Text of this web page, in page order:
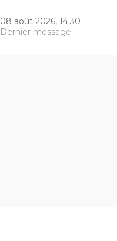
08 août 2026, 14:30
Dernier message